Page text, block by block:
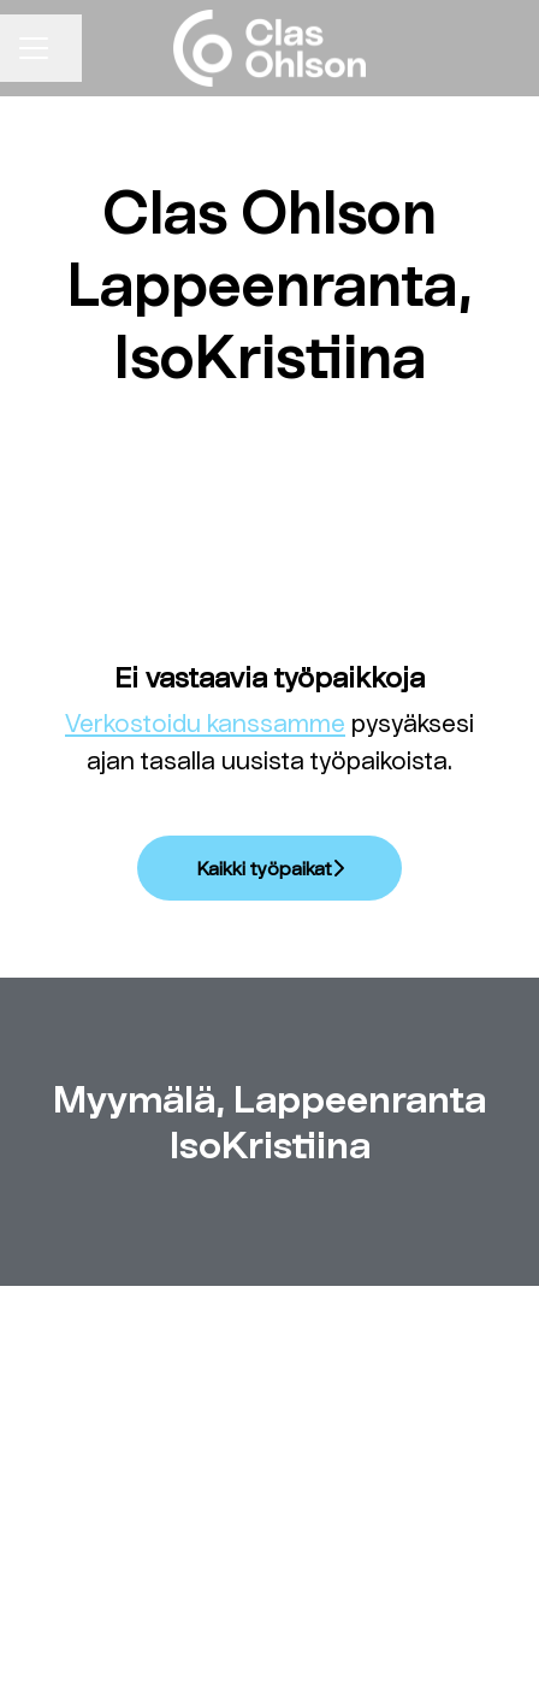
Clas Ohlson
Lappeenranta,
IsoKristiina
Ei vastaavia työpaikkoja
Verkostoidu kanssamme pysyäksesi
ajan tasalla uusista työpaikoista.
Kaikki työpaikat
Myymälä, Lappeenranta
IsoKristiina